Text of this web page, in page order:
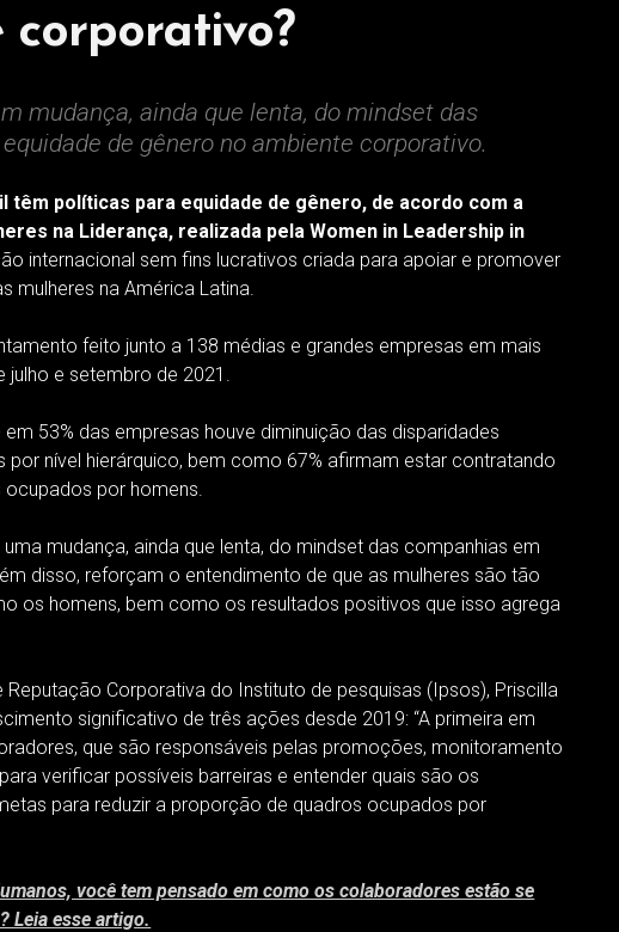
corporativo?
mudança, ainda que lenta, do mindset das
de gênero no ambiente corporativo.
têm políticas para equidade de gênero, de acordo com a
na Liderança, realizada pela Women in Leadership in
internacional sem fins lucrativos criada para apoiar e promover
mulheres na América Latina.
feito junto a 138 médias e grandes empresas em mais
julho e setembro de 2021.
53% das empresas houve diminuição das disparidades
por nível hierárquico, bem como 67% afirmam estar contratando
ocupados por homens.
mudança, ainda que lenta, do mindset das companhias em
disso, reforçam o entendimento de que as mulheres são tão
os homens, bem como os resultados positivos que isso agrega
Reputação Corporativa do Instituto de pesquisas (Ipsos), Priscilla
significativo de três ações desde 2019: “A primeira em
que são responsáveis pelas promoções, monitoramento
verificar possíveis barreiras e entender quais são os
para reduzir a proporção de quadros ocupados por
você tem pensado em como os colaboradores estão se
Leia esse artigo.